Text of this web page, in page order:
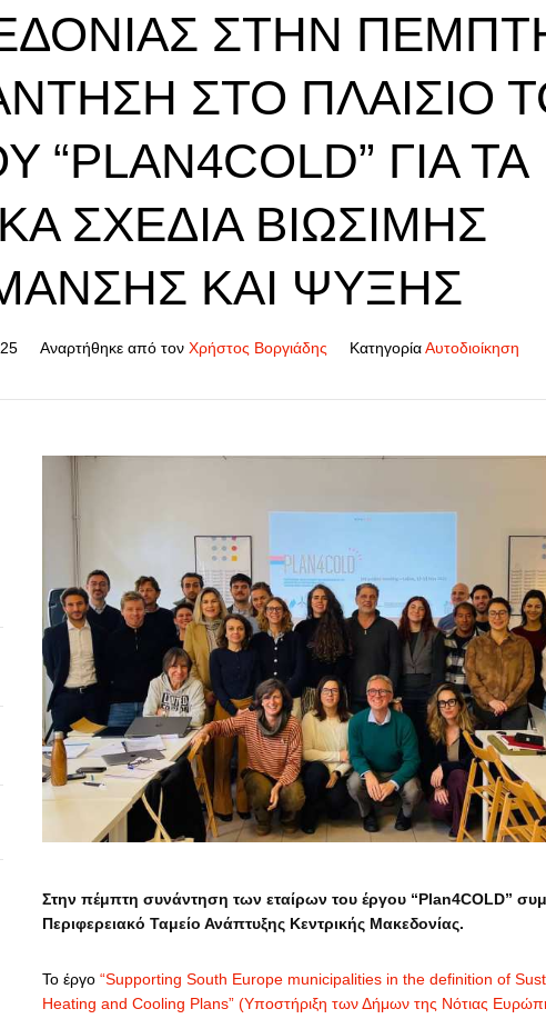
ΣΤΗΝ
ΣΤΟ ΠΛΑΊΣΙΟ
“PLAN4COLD” ΓΙΑ ΤΑ
ΣΧΈΔΙΑ ΒΙΏΣΙΜΗΣ
ΚΑΙ ΨΎΞΗΣ
Αναρτήθηκε από τον Χρήστος Βοργιάδης Κατηγορία Αυτοδιοίκηση
Στην πέμπτη συνάντηση των εταίρων του έργου “Plan4COLD”
Περιφερειακό Ταμείο Ανάπτυξης Κεντρικής Μακεδονίας.
Το έργο “Supporting South Europe municipalities in the definition of
Heating and Cooling Plans” (Υποστήριξη των Δήμων της Νότιας